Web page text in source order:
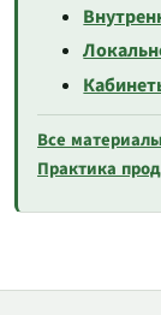
Все
Практика